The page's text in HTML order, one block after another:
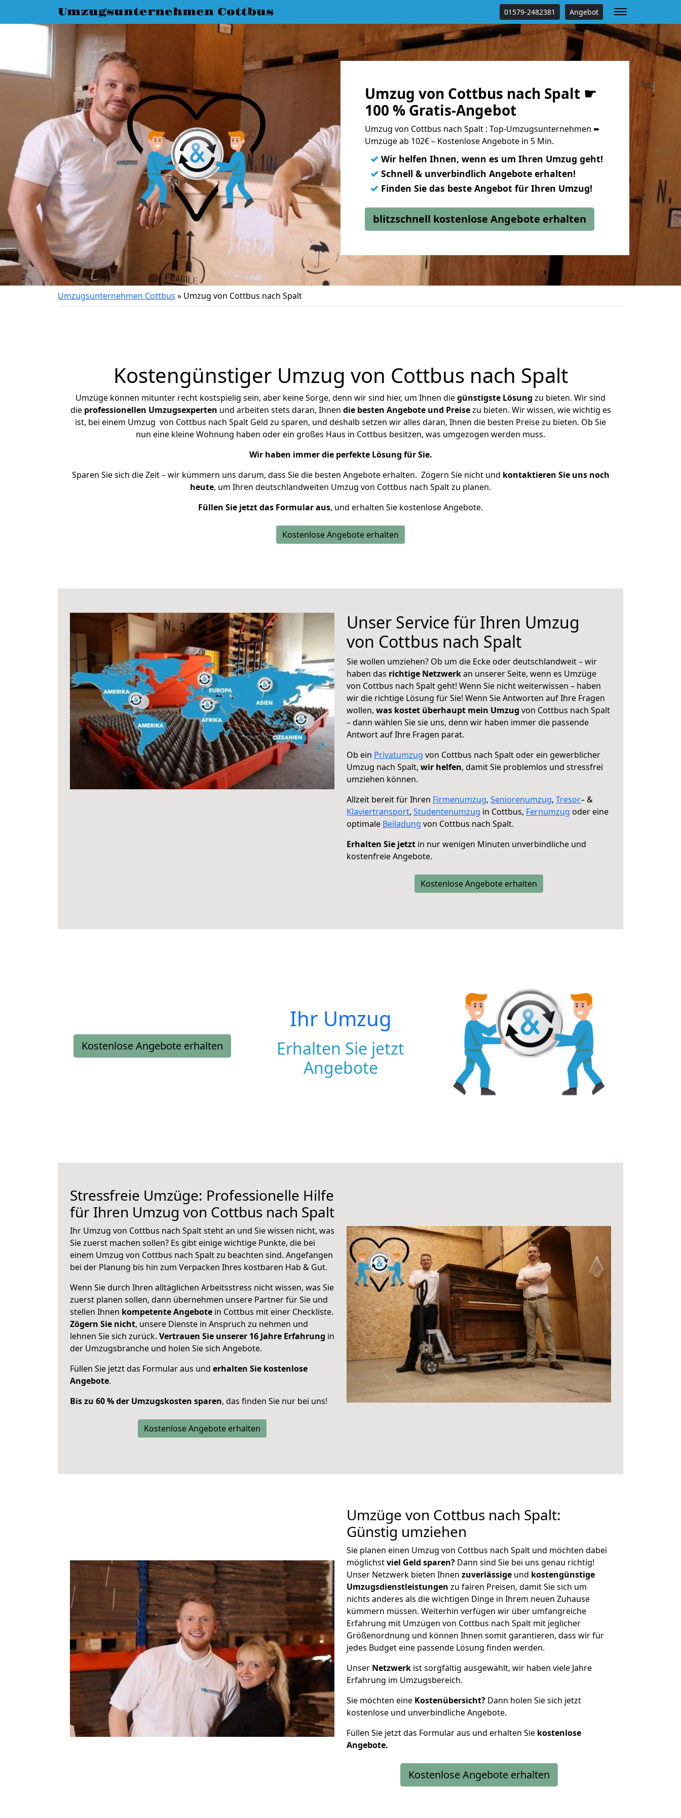
Umzugsunternehmen Cottbus 01579-2482381 Angebot
Umzug von Cottbus nach Spalt ☛
100 % Gratis-Angebot
Umzug von Cottbus nach Spalt : Top-Umzugsunternehmen ➨
Umzüge ab 102€ – Kostenlose Angebote in 5 Min.
✓ Wir helfen Ihnen, wenn es um Ihren Umzug geht!
✓ Schnell & unverbindlich Angebote erhalten!
✓ Finden Sie das beste Angebot für Ihren Umzug!
blitzschnell kostenlose Angebote erhalten
Umzugsunternehmen Cottbus » Umzug von Cottbus nach Spalt
Kostengünstiger Umzug von Cottbus nach Spalt
Umzüge können mitunter recht kostspielig sein, aber keine Sorge, denn wir sind hier, um Ihnen diegünstigste Lösung zu bieten. Wir sind
die professionellen Umzugsexperten und arbeiten stets daran, Ihnen die besten Angebote und Preisezu bieten. Wir wissen, wie wichtig es
ist, bei einem Umzug von Cottbus nach Spalt Geld zu sparen, und deshalb setzen wir alles daran, Ihnen die besten Preise zu bieten. Ob Sie
nun eine kleine Wohnung haben oder ein großes Haus in Cottbus besitzen, was umgezogen werden muss.
Wir haben immer die perfekte Lösung für Sie.
Sparen Sie sich die Zeit – wir kümmern uns darum, dass Sie die besten Angebote erhalten. Zögern Sie nicht und kontaktieren Sie uns noch
heute, um Ihren deutschlandweiten Umzug von Cottbus nach Spalt zu planen.
Füllen Sie jetzt das Formular aus, und erhalten Sie kostenlose Angebote.
Kostenlose Angebote erhalten
Unser Service für Ihren Umzug
von Cottbus nach Spalt
Sie wollen umziehen? Ob um die Ecke oder deutschlandweit – wir
haben das richtige Netzwerkan unserer Seite, wenn es Umzüge
von Cottbus nach Spalt geht! Wenn Sie nicht weiterwissen – haben
wir die richtige Lösung für Sie! Wenn Sie Antworten auf Ihre Fragen
wollen, was kostet überhaupt mein Umzug von Cottbus nach Spalt
– dann wählen Sie sie uns, denn wir haben immer die passende
Antwort auf Ihre Fragen parat.
Ob ein Privatumzug von Cottbus nach Spalt oder ein gewerblicher
Umzug nach Spalt, wir helfen, damit Sie problemlos und stressfrei
umziehen können.
Allzeit bereit für Ihren Firmenumzug, Seniorenumzug, Tresor– &
Klaviertransport, Studentenumzug in Cottbus, Fernumzug oder eine
optimale Beiladung von Cottbus nach Spalt.
Erhalten Sie jetzt in nur wenigen Minuten unverbindliche und
kostenfreie Angebote.
Kostenlose Angebote erhalten
Kostenlose Angebote erhalten
Ihr Umzug
Erhalten Sie jetzt
Angebote
Stressfreie Umzüge: Professionelle Hilfe
für Ihren Umzug von Cottbus nach Spalt
Ihr Umzug von Cottbus nach Spalt steht an und Sie wissen nicht, was
Sie zuerst machen sollen? Es gibt einige wichtige Punkte, die bei
einem Umzug von Cottbus nach Spalt zu beachten sind. Angefangen
bei der Planung bis hin zum Verpacken Ihres kostbaren Hab & Gut.
Wenn Sie durch Ihren alltäglichen Arbeitsstress nicht wissen, was Sie
zuerst planen sollen, dann übernehmen unsere Partner für Sie und
stellen Ihnen kompetente Angebote in Cottbus mit einer Checkliste.
Zögern Sie nicht, unsere Dienste in Anspruch zu nehmen und
lehnen Sie sich zurück. Vertrauen Sie unserer 16 Jahre Erfahrung in
der Umzugsbranche und holen Sie sich Angebote.
Füllen Sie jetzt das Formular aus und erhalten Sie kostenlose
Angebote.
Bis zu 60 % der Umzugskosten sparen, das finden Sie nur bei uns!
Kostenlose Angebote erhalten
Umzüge von Cottbus nach Spalt:
Günstig umziehen
Sie planen einen Umzug von Cottbus nach Spalt und möchten dabei
möglichstviel Geld sparen? Dann sind Sie bei uns genau richtig!
Unser Netzwerk bieten Ihnen zuverlässige und kostengünstige
Umzugsdienstleistungen zu fairen Preisen, damit Sie sich um
nichts anderes als die wichtigen Dinge in Ihrem neuen Zuhause
kümmern müssen. Weiterhin verfügen wir über umfangreiche
Erfahrung mit Umzügen von Cottbus nach Spalt mit jeglicher
Größenordnung und können Ihnen somit garantieren, dass wir für
jedes Budget eine passende Lösung finden werden.
Unser Netzwerk ist sorgfältig ausgewählt, wir haben viele Jahre
Erfahrung im Umzugsbereich.
Sie möchten eine Kostenübersicht? Dann holen Sie sich jetzt
kostenlose und unverbindliche Angebote.
Füllen Sie jetzt das Formular aus und erhalten Sie kostenlose
Angebote.
Kostenlose Angebote erhalten